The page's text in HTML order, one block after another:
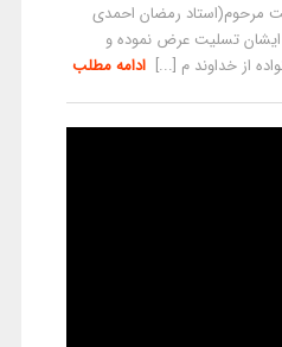
مرحوم(استاد رمضان احمدی
ایشان تسلیت عرض نموده و
از خداوند م [...] ادامه مطلب